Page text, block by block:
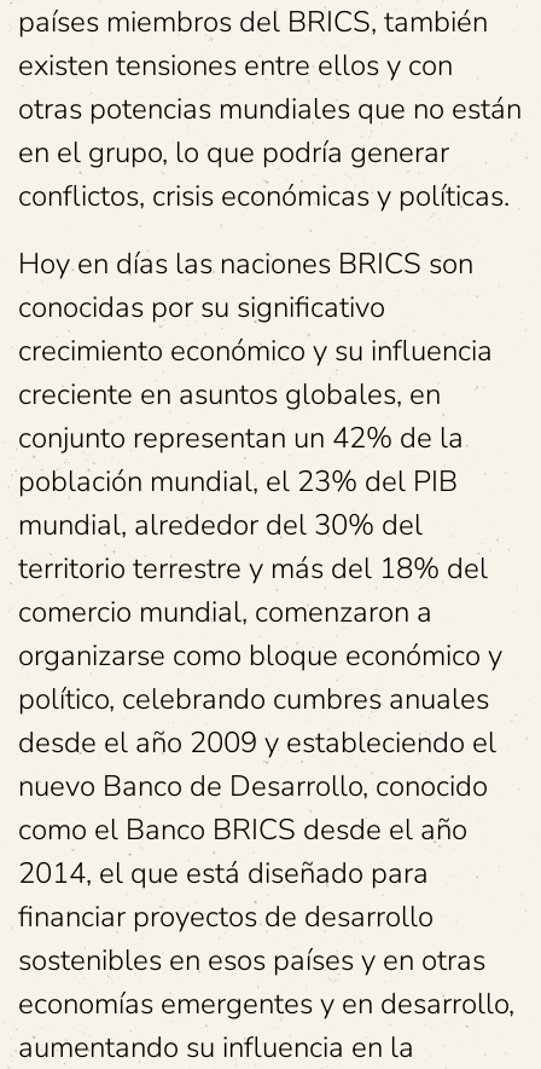
países miembros del BRICS, también
existen tensiones entre ellos y con
otras potencias mundiales que no están
en el grupo, lo que podría generar
conflictos, crisis económicas y políticas.
Hoy en días las naciones BRICS son
conocidas por su significativo
crecimiento económico y su influencia
creciente en asuntos globales, en
conjunto representan un 42% de la
población mundial, el 23% del PIB
mundial, alrededor del 30% del
territorio terrestre y más del 18% del
comercio mundial, comenzaron a
organizarse como bloque económico y
político, celebrando cumbres anuales
desde el año 2009 y estableciendo el
nuevo Banco de Desarrollo, conocido
como el Banco BRICS desde el año
2014, el que está diseñado para
financiar proyectos de desarrollo
sostenibles en esos países y en otras
economías emergentes y en desarrollo,
aumentando su influencia en la